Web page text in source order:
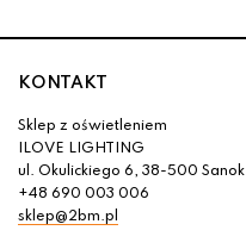
KONTAKT
Sklep z oświetleniem
ILOVE LIGHTING
ul. Okulickiego 6, 38-500 Sanok
+48 690 003 006
sklep@2bm.pl